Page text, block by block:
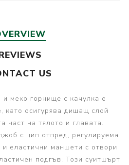
US
и меко горнище с качулка е
като осигурява дишащ слой
част на тялото и главата.
с цип отпред, регулируема
и еластични маншети с отвори
подгъв. Този суитшърт